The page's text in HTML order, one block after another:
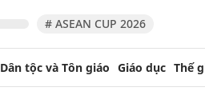
# ASEAN CUP 2026
Dân tộc và Tôn giáo Giáo dục Thế